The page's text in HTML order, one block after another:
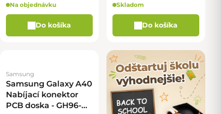
Na objednávku
Do košíka
Skladom
Do košíka
Samsung
Samsung Galaxy A40
Nabíjací konektor
PCB doska - GH96-